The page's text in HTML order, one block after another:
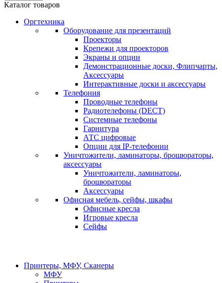
Каталог товаров
Оргтехника
Оборудование для презентаций
Проекторы
Крепежи для проекторов
Экраны и опции
Демонстрационные доски, Флипчарты,
Аксессуары
Интерактивные доски и аксессуары
Телефония
Проводные телефоны
Радиотелефоны (DECT)
Системные телефоны
Гарнитура
АТС цифровые
Опции для IP-телефонии
Уничтожители, ламинаторы, брошюраторы,
аксессуары
Уничтожители, ламинаторы,
брошюраторы
Аксессуары
Офисная мебель, сейфы, шкафы
Офисные кресла
Игровые кресла
Сейфы
Принтеры, МФУ, Сканеры
МФУ